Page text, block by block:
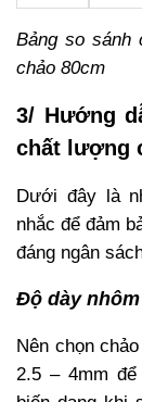
Bảng so sánh
chảo 80cm
3/ Hướng
chất lượng
Dưới đây là
nhắc để đảm
đáng ngân
Độ dày
Nên chọn
2.5 – 4mm